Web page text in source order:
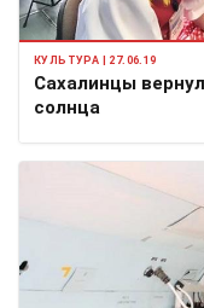
КУЛЬТУРА | 27.06.19
Сахалинцы
солнца